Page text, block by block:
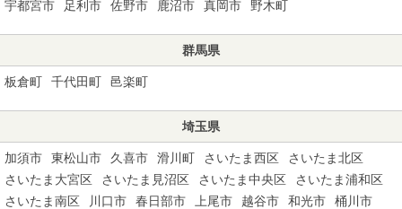
宇都宮市 足利市 佐野市 鹿沼市 真岡市 野木町
群馬県
板倉町 千代田町 邑楽町
埼玉県
加須市 東松山市 久喜市 滑川町 さいたま西区
さいたま北区
さいたま大宮区
さいたま見沼区 さいたま中央区
さいたま浦和区
さいたま南区
川口市 春日部市 上尾市 越谷市 和光市
桶川市